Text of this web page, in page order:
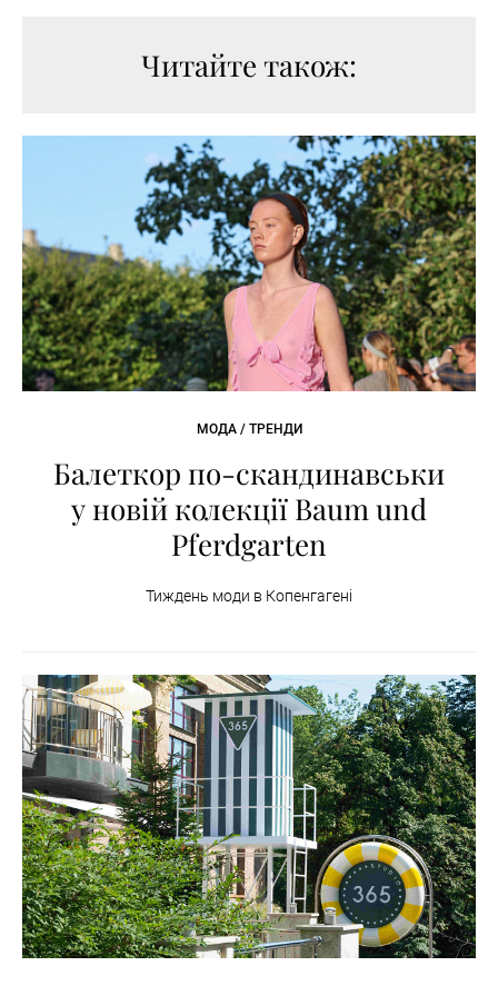
Читайте також:
МОДА / ТРЕНДИ
Балеткор по-скандинавськи
у новій колекції Baum und
Pferdgarten
Тиждень моди в Копенгагені